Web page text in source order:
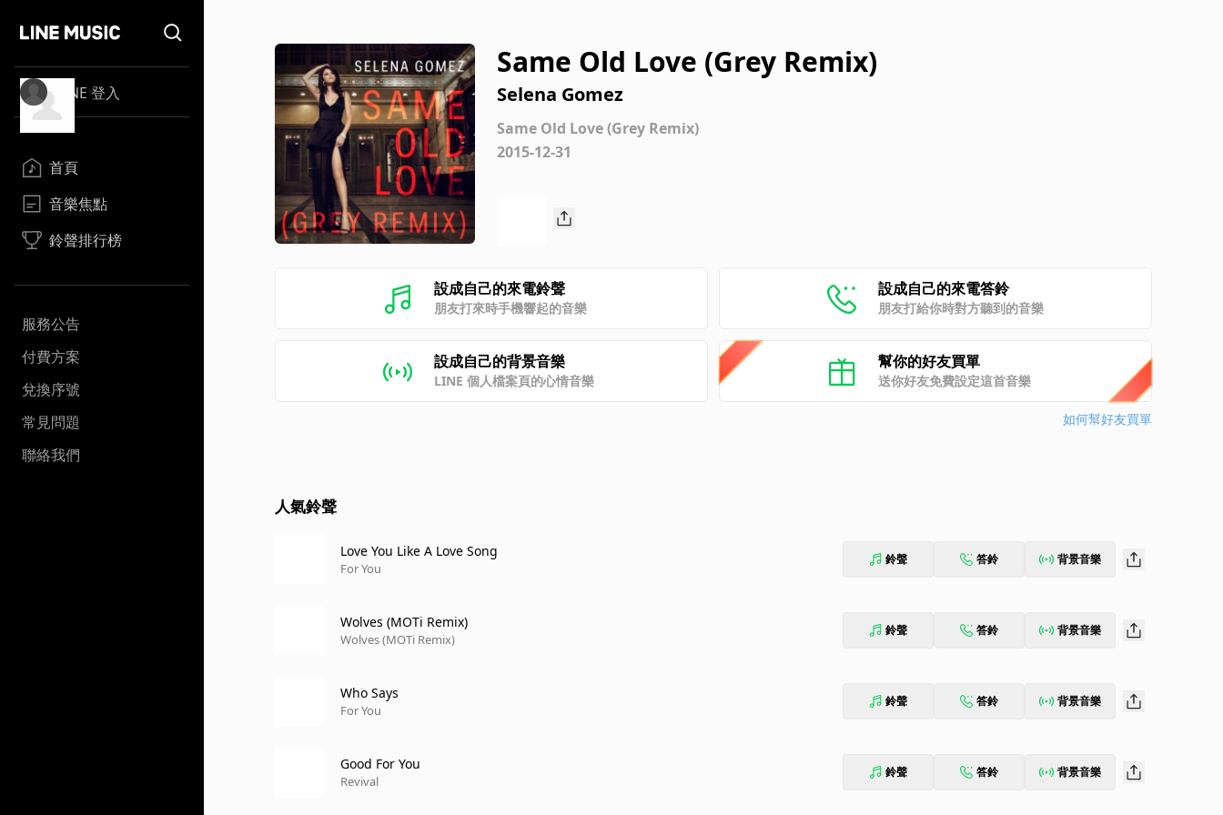
LINE 登入
首頁
音樂焦點
鈴聲排行榜
服務公告
付費方案
兌換序號
常見問題
聯絡我們
Same Old Love (Grey Remix)
Selena Gomez
Same Old Love (Grey Remix)
2015-12-31
設成自己的來電鈴聲
朋友打來時手機響起的音樂
設成自己的來電答鈴
朋友打給你時對方聽到的音樂
設成自己的背景音樂
LINE 個人檔案頁的心情音樂
幫你的好友買單
送你好友免費設定這首音樂
如何幫好友買單
人氣鈴聲
Love You Like A Love Song
For You
鈴聲 答鈴 背景音樂
Wolves (MOTi Remix)
Wolves (MOTi Remix)
鈴聲 答鈴 背景音樂
Who Says
For You
鈴聲 答鈴 背景音樂
Good For You
Revival
鈴聲 答鈴 背景音樂